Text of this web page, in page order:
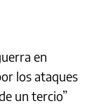
en
los ataques
un tercio”